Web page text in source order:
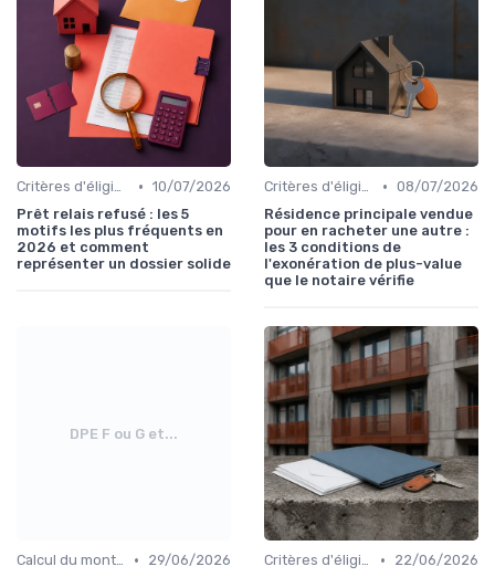
Critères d'éligibilité • 10/07/2026
Prêt relais refusé : les 5
motifs les plus fréquents en
2026 et comment
représenter un dossier solide
Critères d'éligibilité • 08/07/2026
Résidence principale vendue
pour en racheter une autre :
les 3 conditions de
l'exonération de plus-value
que le notaire vérifie
DPE F ou G et...
Calcul du montant du prêt •
29/06/2026
Critères d'éligibilité •
22/06/2026